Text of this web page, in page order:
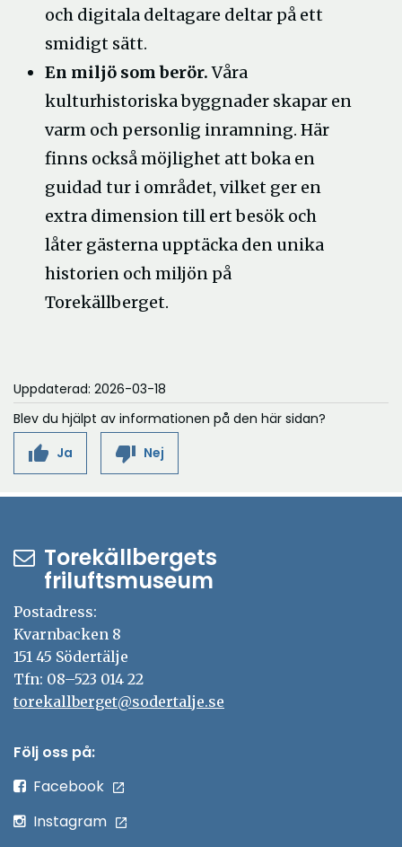
och digitala deltagare deltar på ett
smidigt sätt.
En miljö som berör.Våra
kulturhistoriska byggnader skapar en
varm och personlig inramning. Här
finns också möjlighet att boka en
guidad tur i området, vilket ger en
extra dimension till ert besök och
låter gästerna upptäcka den unika
historien och miljön på
Torekällberget.
Uppdaterad: 2026-03-18
Blev du hjälpt av informationen på den här sidan?
thumb_up Ja thumb_down Nej
Torekällbergets
friluftsmuseum
Postadress:
Kvarnbacken 8
151 45 Södertälje
Tfn: 08–523 014 22
torekallberget@sodertalje.se
Följ oss på:
Facebook
Instagram